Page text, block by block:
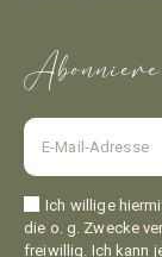
Ich willige
die o. g. Zwecke
freiwillig. Ich kann